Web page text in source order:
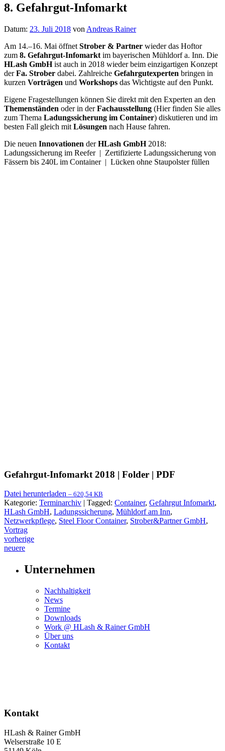
8. Gefahrgut-Infomarkt
Datum: 23. Juli 2018 von Andreas Rainer
Am 14.–16. Mai öffnet Strober & Partner wieder das Hoftor
zum 8. Gefahrgut-Infomarkt im bayerischen Mühldorf a. Inn. Die
HLash GmbHist auch in 2018 wieder beim einzigartigen Konzept
derFa. Strober dabei. Zahlreiche Gefahrgutexperten bringen in
kurzen Vorträgen und Workshops das Wichtigste auf den Punkt.
Eigene Fragestellungen können Sie direkt mit den Experten an den
Themenständen oder in derFachausstellung (Hier finden Sie alles
zum Thema Ladungssicherung im Container) diskutieren und im
besten Fall gleich mit Lösungen nach Hause fahren.
Die neuen Innovationen derHLash GmbH2018:
Ladungssicherung im Reefer | Zertifizierte Ladungssicherung von
Fässern bis 240L im Container | Lücken ohne Staupolster füllen
Gefahrgut-Infomarkt 2018 | Folder | PDF
Datei herunterladen – 620,54 KB
Kategorie: Terminarchiv | Tagged: Container, Gefahrgut Infomarkt,
HLash GmbH, Ladungssicherung, Mühldorf am Inn,
Netzwerkpflege, Steel Floor Container, Strober&Partner GmbH,
Vortrag
Post
navigation
vorherige
neuere
Unternehmen
Nachhaltigkeit
News
Termine
Downloads
Work @ HLash & Rainer GmbH
Über uns
Kontakt
Kontakt
HLash & Rainer GmbH
Welserstraße 10 E